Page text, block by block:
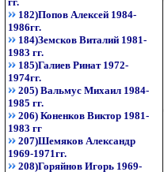
182)Попов Алексей 1984-
1986гг.
184)Земсков Виталий 1981-
1983 гг.
185)Галиев Ринат 1972-
1974гг.
205) Вальмус Михаил 1984-
1985 гг.
206) Коненков Виктор 1981-
1983 гг
207)Шемяков Александр
1969-1971гг.
208)Горяйнов Игорь 1969-